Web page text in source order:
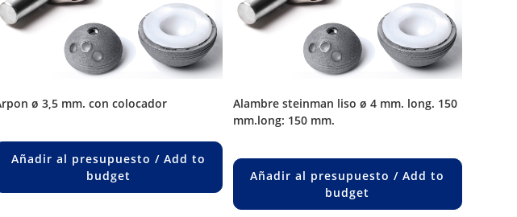
arpon ø 3,5 mm. con colocador
Añadir al presupuesto / Add to
budget
alambre steinman liso ø 4 mm. long. 150
mm.long: 150 mm.
Añadir al presupuesto / Add to
budget